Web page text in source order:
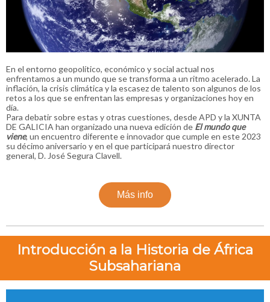
En el entorno geopolítico, económico y social actual nos
enfrentamos a un mundo que se transforma a un ritmo acelerado. La
inflación, la crisis climática y la escasez de talento son algunos de los
retos a los que se enfrentan las empresas y organizaciones hoy en
día.
Para debatir sobre estas y otras cuestiones, desde APD y la XUNTA
DE GALICIA han organizado una nueva edición de El mundo que
viene, un encuentro diferente e innovador que cumple en este 2023
su décimo aniversario y en el que participará nuestro director
general, D. José Segura Clavell.
Más info
Introducción a la Historia de África
Subsahariana